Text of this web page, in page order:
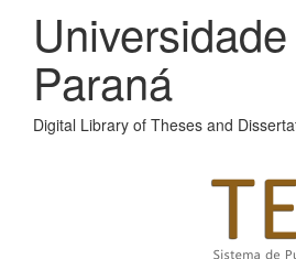
Paraná
Digital Library of Theses and